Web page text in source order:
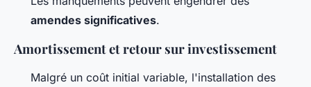
amendes significatives.
Amortissement et retour sur investissement
Malgré un coût initial variable, l'installation des